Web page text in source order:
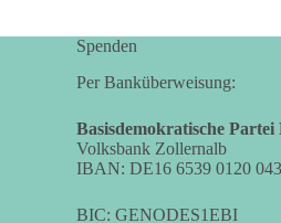
bestimmten Partei kommt?
Sachsen-Anhalt braucht Lösungen für
Kommunen. Diese Probleme werden
kleiner, wenn im Landtag zuerst auf
und erst danach auf den Inhalt
Spenden
Per Banküberweisung:
Basisdemokratische Partei
Volksbank Zollernalb
IBAN: DE16 6539 0120
BIC: GENODES1EBI